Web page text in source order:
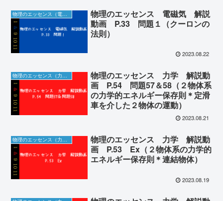
物理のエッセンス（電磁気）の解説動画＆板書
物理のエッセンス 電磁気 解説
動画 P.33 問題１（クーロンの
法則）
2023.08.22
物理のエッセンス（力学）の解説動画＆板書
物理のエッセンス 力学 解説動
画 P.54 問題57＆58（２物体系
の力学的エネルギー保存則＊定滑
車を介した２物体の運動）
2023.08.21
物理のエッセンス（力学）の解説動画＆板書
物理のエッセンス 力学 解説動
画 P.53 Ex（２物体系の力学的
エネルギー保存則＊連結物体）
2023.08.19